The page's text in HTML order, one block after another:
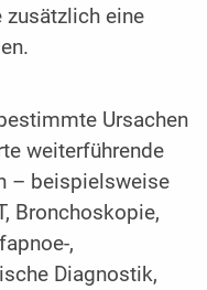
zusätzlich eine
Ursachen
weiterführende
– beispielsweise
Bronchoskopie,
,
Diagnostik,